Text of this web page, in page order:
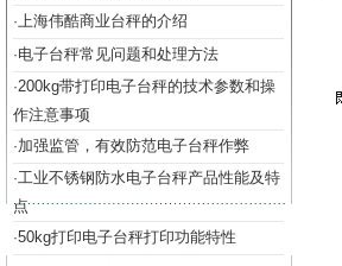
·上海伟酷商业台秤的介绍
·电子台秤常见问题和处理方法
·200kg带打印电子台秤的技术参数和操
作注意事项
·加强监管，有效防范电子台秤作弊
·工业不锈钢防水电子台秤产品性能及特
点
·50kg打印电子台秤打印功能特性